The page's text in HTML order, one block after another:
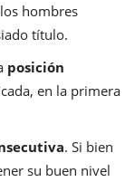
hombres
título.
posición
en la primera
. Si bien
su buen nivel